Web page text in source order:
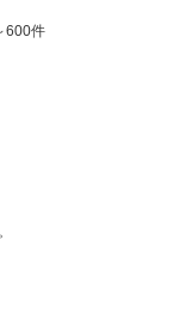
600件